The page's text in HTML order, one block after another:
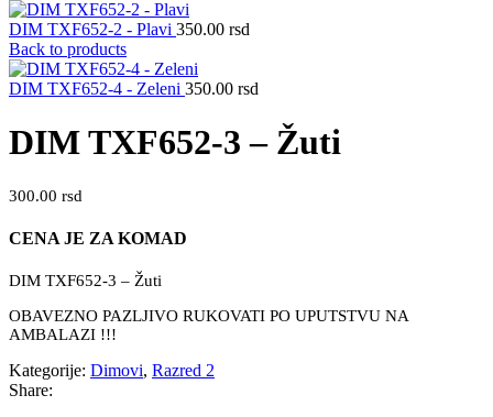
DIM TXF652-2 - Plavi 350.00 rsd
Back to products
DIM TXF652-4 - Zeleni 350.00 rsd
DIM TXF652-3 – Žuti
300.00 rsd
CENA JE ZA KOMAD
DIM TXF652-3 – Žuti
OBAVEZNO PAZLJIVO RUKOVATI PO UPUTSTVU NA
AMBALAZI !!!
Kategorije: Dimovi, Razred 2
Share: